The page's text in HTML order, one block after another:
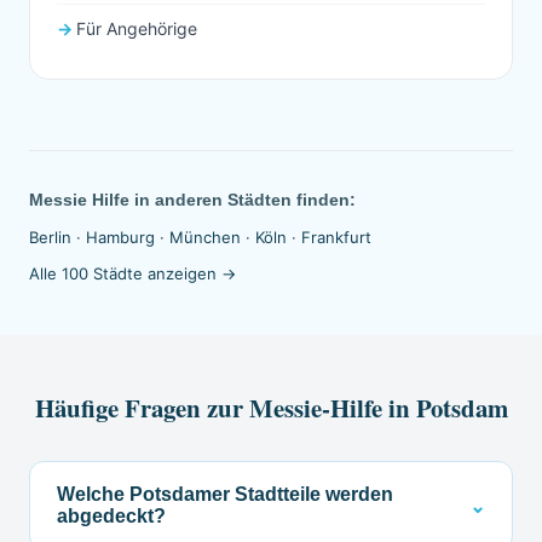
Für Angehörige
Messie Hilfe in anderen Städten finden:
Berlin · Hamburg · München · Köln · Frankfurt
Alle 100 Städte anzeigen →
Häufige Fragen zur Messie-Hilfe in Potsdam
Welche Potsdamer Stadtteile werden
abgedeckt?
⌄